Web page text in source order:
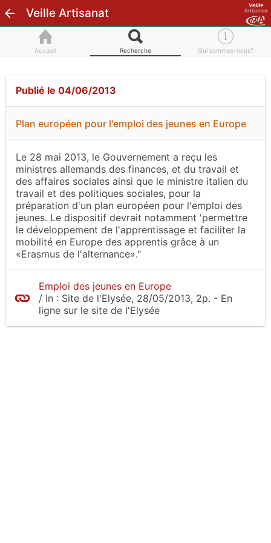
Veille Artisanat
Accueil Recherche Qui sommes-nous?
Publié le 04/06/2013
Plan européen pour l'emploi des jeunes en Europe
Le 28 mai 2013, le Gouvernement a reçu les
ministres allemands des finances, et du travail et
des affaires sociales ainsi que le ministre italien du
travail et des politiques sociales, pour la
préparation d'un plan européen pour l'emploi des
jeunes. Le dispositif devrait notamment 'permettre
le développement de l'apprentissage et faciliter la
mobilité en Europe des apprentis grâce à un
«Erasmus de l'alternance»."
Emploi des jeunes en Europe
/ in : Site de l'Elysée, 28/05/2013, 2p. - En
ligne sur le site de l'Elysée